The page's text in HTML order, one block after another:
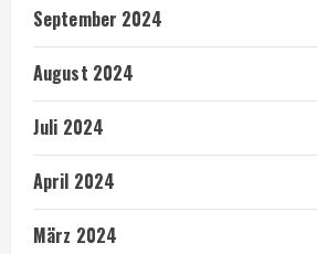
September 2024
August 2024
Juli 2024
April 2024
März 2024